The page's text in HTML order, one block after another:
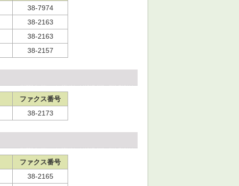
38-7974
38-2163
38-2163
38-2157
ファクス番号
38-2173
ファクス番号
38-2165